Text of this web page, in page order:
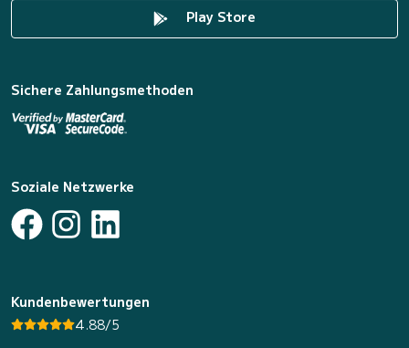
Play Store
Sichere Zahlungsmethoden
Soziale Netzwerke
Kundenbewertungen
4.88/5